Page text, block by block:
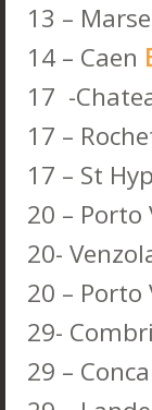
13 –
14 – Caen
17 -
17 –
17 – St
20 – Porto
20-
20 – Porto
29-
29 –